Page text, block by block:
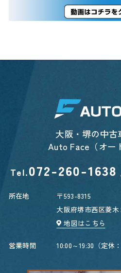
大阪・堺の中
Auto Face（オー
Tel.072-260-1638
所在地
〒593-8315
大阪府堺市西区菱
地図はこちら
営業時間 10:00～19:30（定休